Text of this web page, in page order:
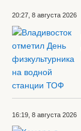
20:27, 8 августа 2026
16:19, 8 августа 2026